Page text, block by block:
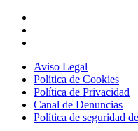
Aviso Legal
Política de Cookies
Política de Privacidad
Canal de Denuncias
Política de seguridad